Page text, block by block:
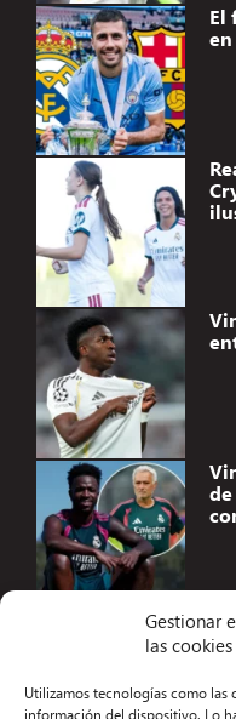
Gestionar
las cookies
Utilizamos tecnologías como las
información del dispositivo. Lo
El